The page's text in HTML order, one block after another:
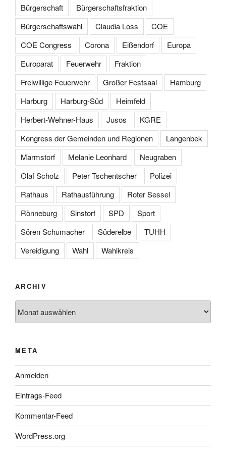
Bürgerschaft
Bürgerschaftsfraktion
Bürgerschaftswahl
Claudia Loss
COE
COE Congress
Corona Eißendorf
Europa
Europarat
Feuerwehr
Fraktion
Freiwillige Feuerwehr
Großer Festsaal
Hamburg
Harburg
Harburg-Süd
Heimfeld
Herbert-Wehner-Haus
Jusos
KGRE
Kongress der Gemeinden und Regionen
Langenbek
Marmstorf
Melanie Leonhard
Neugraben
Olaf Scholz
Peter Tschentscher
Polizei
Rathaus
Rathausführung
Roter Sessel
Rönneburg
Sinstorf SPD
Sport
Sören Schumacher
Süderelbe
TUHH
Vereidigung
Wahl Wahlkreis
ARCHIV
META
Anmelden
Eintrags-Feed
Kommentar-Feed
WordPress.org